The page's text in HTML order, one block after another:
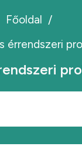
Főoldal /
érrendszeri